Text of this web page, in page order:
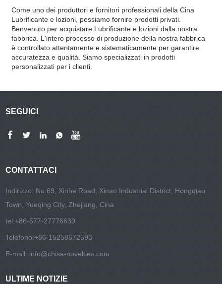
Come uno dei produttori e fornitori professionali della Cina
Lubrificante e lozioni, possiamo fornire prodotti privati.
Benvenuto per acquistare Lubrificante e lozioni dalla nostra
fabbrica. L'intero processo di produzione della nostra fabbrica
è controllato attentamente e sistematicamente per garantire
accuratezza e qualità. Siamo specializzati in prodotti
personalizzati per i clienti.
SEGUICI
CONTATTACI
Indirizzo: No.69, Xinhe Road, Xinao Industrial District, Hongqiao
Town, Yueqing City, Zhejiang, Cina
tel:+86-577-27776630
Telefono:+86-15258672593
E-mail: info@chisa-novelties.com
ULTIME NOTIZIE